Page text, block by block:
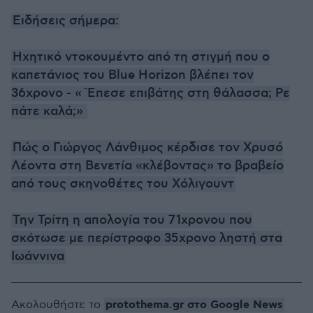
Ειδήσεις σήμερα:
Ηχητικό ντοκουμέντο από τη στιγμή που ο
καπετάνιος του Blue Horizon βλέπει τον
36χρονο - «΄Έπεσε επιβάτης στη θάλασσα; Ρε
πάτε καλά;»
Πώς ο Γιώργος Λάνθιμος κέρδισε τον Χρυσό
Λέοντα στη Βενετία «κλέβοντας» το βραβείο
από τους σκηνοθέτες του Χόλιγουντ
Την Τρίτη η απολογία του 71χρονου που
σκότωσε με περίστροφο 35χρονο ληστή στα
Ιωάννινα
Ακολουθήστε το protothema.gr στο Google News